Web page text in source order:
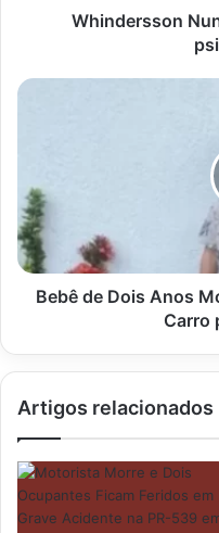
Whindersson
Bebê
Após
Ser
Esquecido
em
CarroBebê de Dois Anos
Carro
Artigos relacionados